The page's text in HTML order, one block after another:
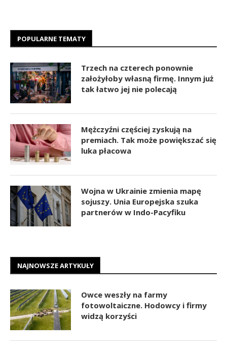
POPULARNE TEMATY
Trzech na czterech ponownie
założyłoby własną firmę. Innym już
tak łatwo jej nie polecają
Mężczyźni częściej zyskują na
premiach. Tak może powiększać się
luka płacowa
Wojna w Ukrainie zmienia mapę
sojuszy. Unia Europejska szuka
partnerów w Indo-Pacyfiku
NAJNOWSZE ARTYKUŁY
Owce weszły na farmy
fotowoltaiczne. Hodowcy i firmy
widzą korzyści